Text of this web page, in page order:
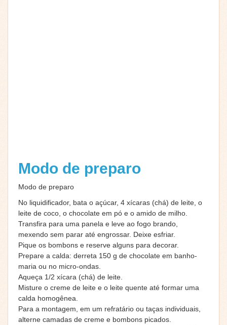
Modo de preparo
Modo de preparo
No liquidificador, bata o açúcar, 4 xícaras (chá) de leite, o
leite de coco, o chocolate em pó e o amido de milho.
Transfira para uma panela e leve ao fogo brando,
mexendo sem parar até engrossar. Deixe esfriar.
Pique os bombons e reserve alguns para decorar.
Prepare a calda: derreta 150 g de chocolate em banho-
maria ou no micro-ondas.
Aqueça 1/2 xícara (chá) de leite.
Misture o creme de leite e o leite quente até formar uma
calda homogênea.
Para a montagem, em um refratário ou taças individuais,
alterne camadas de creme e bombons picados.